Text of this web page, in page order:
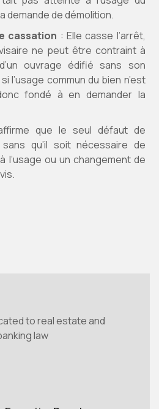
demande de démolition.
cassation : Elle casse l’arrêt,
ne peut être contraint à
ouvrage édifié sans son
l’usage commun du bien n’est
fondé à en demander la
que le seul défaut de
qu’il soit nécessaire de
l’usage ou un changement de
to real estate and
law